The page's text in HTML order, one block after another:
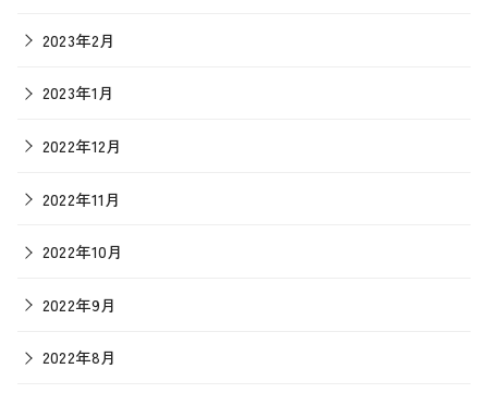
2023年2月
2023年1月
2022年12月
2022年11月
2022年10月
2022年9月
2022年8月